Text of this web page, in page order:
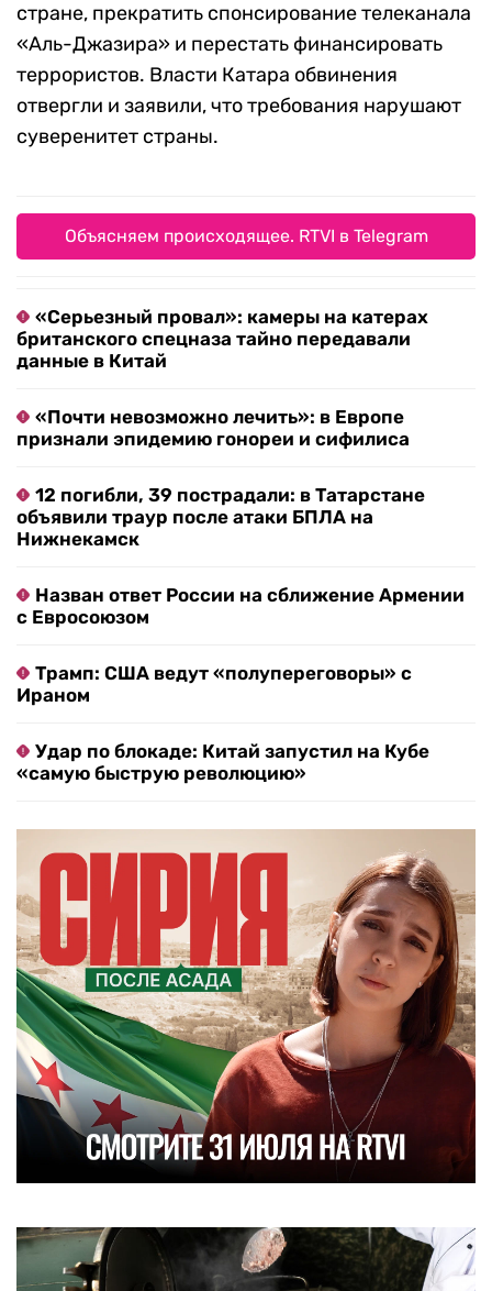
стране, прекратить спонсирование телеканала
«Аль-Джазира» и перестать финансировать
террористов. Власти Катара обвинения
отвергли и заявили, что требования нарушают
суверенитет страны.
Объясняем происходящее. RTVI в Telegram
«Серьезный провал»: камеры на катерах
британского спецназа тайно передавали
данные в Китай
«Почти невозможно лечить»: в Европе
признали эпидемию гонореи и сифилиса
12 погибли, 39 пострадали: в Татарстане
объявили траур после атаки БПЛА на
Нижнекамск
Назван ответ России на сближение Армении
с Евросоюзом
Трамп: США ведут «полупереговоры» с
Ираном
Удар по блокаде: Китай запустил на Кубе
«самую быструю революцию»